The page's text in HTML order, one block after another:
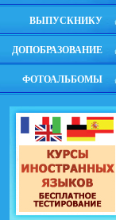
ВЫПУСКНИКУ
ДОПОБРАЗОВАНИЕ
ФОТОАЛЬБОМЫ